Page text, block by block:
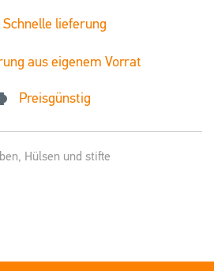
Schnelle lieferung
aus eigenem Vorrat
Preisgünstig
Hülsen und stifte